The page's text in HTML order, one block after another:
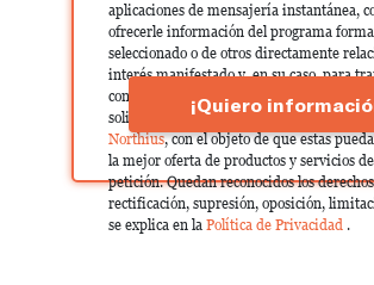
aplicaciones de mensajería instantánea,
ofrecerle información del programa
seleccionado o de otros directamente
interés manifestado y, en su caso, para
contratación correspondiente.
solicitud con las empresas que conforman
Northius, con el objeto de que estas
la mejor oferta de productos y servicios
petición. Quedan reconocidos los derechos
rectificación, supresión, oposición,
se explica en la Política de Privacidad .
¡Quiero